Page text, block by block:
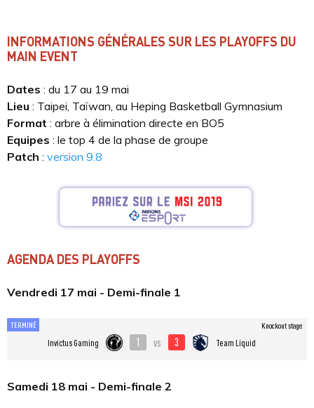
INFORMATIONS GÉNÉRALES SUR LES PLAYOFFS DU
MAIN EVENT
Dates : du 17 au 19 mai
Lieu : Taipei, Taïwan, au Heping Basketball Gymnasium
Format : arbre à élimination directe en BO5
Equipes : le top 4 de la phase de groupe
Patch : version 9.8
AGENDA DES PLAYOFFS
Vendredi 17 mai - Demi-finale 1
TERMINÉ
Invictus Gaming 1 vs 3 Team Liquid
Knockout stage
Samedi 18 mai - Demi-finale 2